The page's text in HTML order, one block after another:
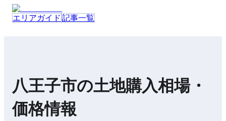
エリアガイド 記事一覧
八王子市の土地購入相場・
価格情報